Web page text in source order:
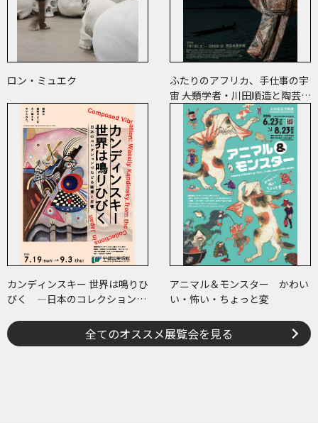
ロン・ミュエク
ふたりのアフリカ、手仕事の宇
宙 ――人類学者・川田順造と陶芸作
家・小川待子のコレクション
カンディンスキー 世界は鳴りひ
びく ―日本のコレクションで
アニマル＆モンスター かわい
い・怖い・ちょっと変
全てのオススメ展覧会を見る